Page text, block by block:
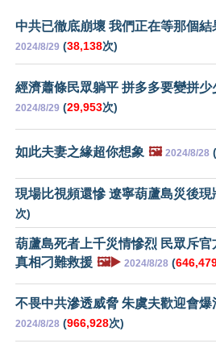
中共已徹底崩壞 我們正在等那個結
2024/8/29 (38,138次)
經濟蕭條民眾躺平 拼多多要變拼少
2024/8/29 (29,953次)
如此夫妻之緣超你想象 🖼️ 2024/8/28 (
現場比視頻還慘 遼寧葫蘆島災後現
次)
葫蘆島死者上千災情慘烈 民眾斥官
真相刁難救援 🖼️▶️ 2024/8/28 (
不畏中共滲透威脅 朱虞夫歡迎會爆
2024/8/28 (966,928次)